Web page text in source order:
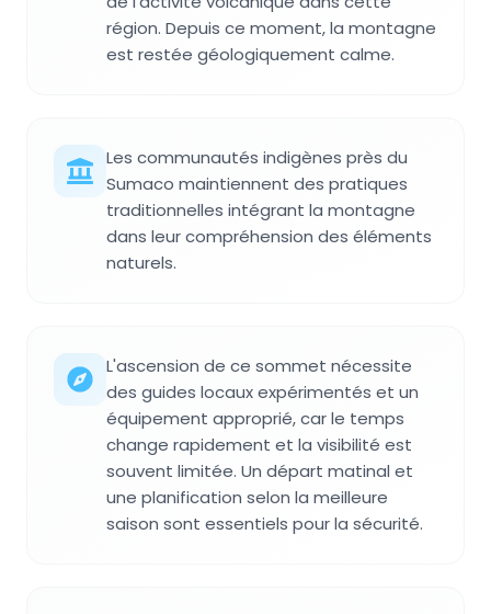
région. Depuis ce moment, la montagne
est restée géologiquement calme.
Les communautés indigènes près du
Sumaco maintiennent des pratiques
traditionnelles intégrant la montagne
dans leur compréhension des éléments
naturels.
L'ascension de ce sommet nécessite
des guides locaux expérimentés et un
équipement approprié, car le temps
change rapidement et la visibilité est
souvent limitée. Un départ matinal et
une planification selon la meilleure
saison sont essentiels pour la sécurité.